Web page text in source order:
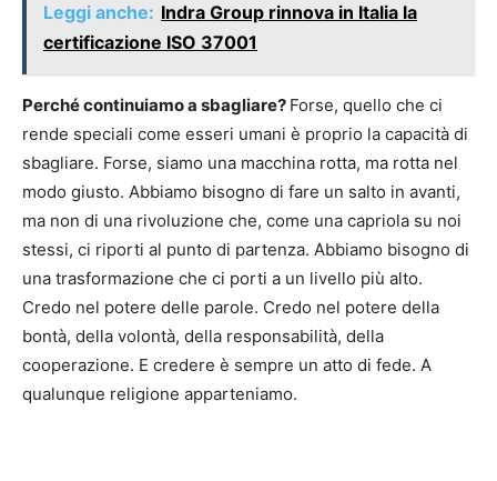
Leggi anche: Indra Group rinnova in Italia la
certificazione ISO 37001
Perché continuiamo a sbagliare? Forse, quello che ci
rende speciali come esseri umani è proprio la capacità di
sbagliare. Forse, siamo una macchina rotta, ma rotta nel
modo giusto. Abbiamo bisogno di fare un salto in avanti,
ma non di una rivoluzione che, come una capriola su noi
stessi, ci riporti al punto di partenza. Abbiamo bisogno di
una trasformazione che ci porti a un livello più alto.
Credo nel potere delle parole. Credo nel potere della
bontà, della volontà, della responsabilità, della
cooperazione. E credere è sempre un atto di fede. A
qualunque religione apparteniamo.